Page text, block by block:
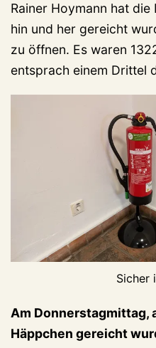
Rainer Hoymann hat
hin und her gereicht
zu öffnen. Es waren
entsprach einem Drittel
Sicher
Am Donnerstagmittag,
Häppchen gereicht